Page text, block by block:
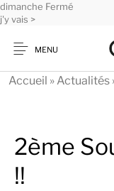
dimanche Fermé
j'y vais >
MENU
Accueil » Actualités
2ème
!!
Panneau de gestion